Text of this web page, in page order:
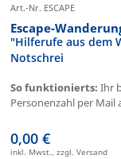
Art.-Nr. ESCAPE
Escape-
"Hilferufe aus dem
Notschrei
So funktionierts: Ihr
Personenzahl per Mail
0,00 €
inkl. Mwst., zzgl. Versand